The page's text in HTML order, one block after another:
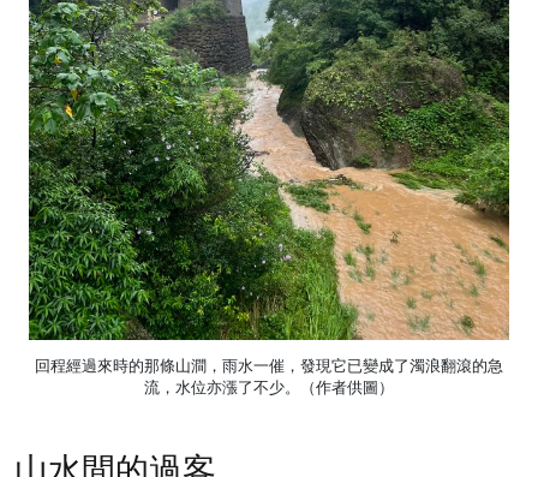
回程經過來時的那條山澗，雨水一催，發現它已變成了濁浪翻滾的急
流，水位亦漲了不少。（作者供圖）